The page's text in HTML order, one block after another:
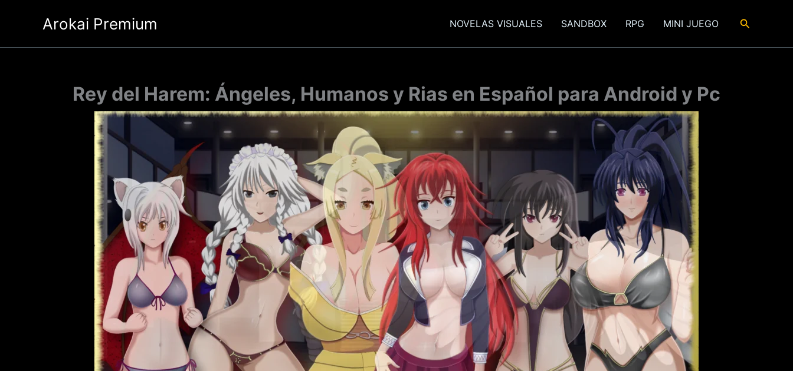
Arokai Premium NOVELAS VISUALES SANDBOX RPG MINI JUEGO Buscar
Rey del Harem: Ángeles, Humanos y Rias en Español para Android y Pc